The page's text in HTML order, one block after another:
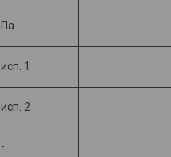
Па
исп. 1
исп. 2
-